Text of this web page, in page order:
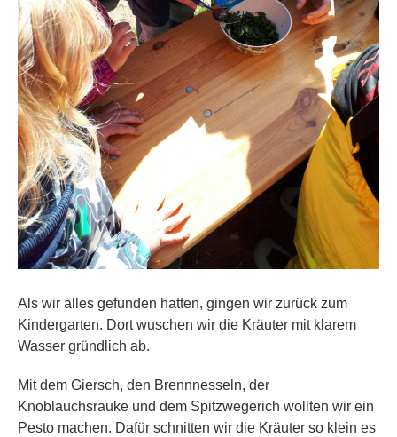
Als wir alles gefunden hatten, gingen wir zurück zum
Kindergarten. Dort wuschen wir die Kräuter mit klarem
Wasser gründlich ab.
Mit dem Giersch, den Brennnesseln, der
Knoblauchsrauke und dem Spitzwegerich wollten wir ein
Pesto machen. Dafür schnitten wir die Kräuter so klein es